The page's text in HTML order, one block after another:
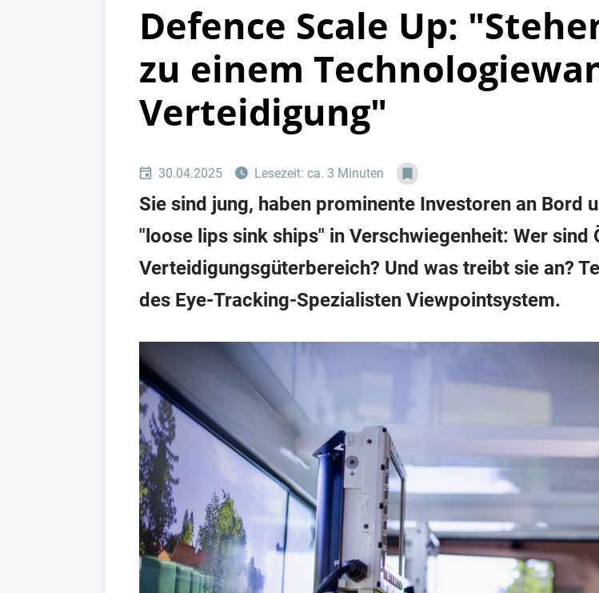
Defence Scale Up:
zu einem
Verteidigung"
30.04.2025 Lesezeit: ca. 3 Minuten
Sie sind jung, haben prominente Investoren an Bord
"loose lips sink ships" in Verschwiegenheit: Wer sind
Verteidigungsgüterbereich? Und was treibt sie an?
des Eye-Tracking-Spezialisten Viewpointsystem.